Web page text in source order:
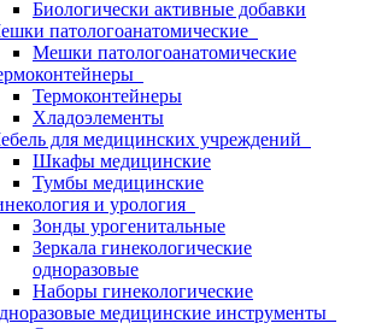
Биологически активные добавки
патологоанатомические
Мешки патологоанатомические
Термоконтейнеры
Хладоэлементы
для медицинских учреждений
Шкафы медицинские
Тумбы медицинские
и урология
Зонды урогенитальные
Зеркала гинекологические
одноразовые
Наборы гинекологические
медицинские инструменты